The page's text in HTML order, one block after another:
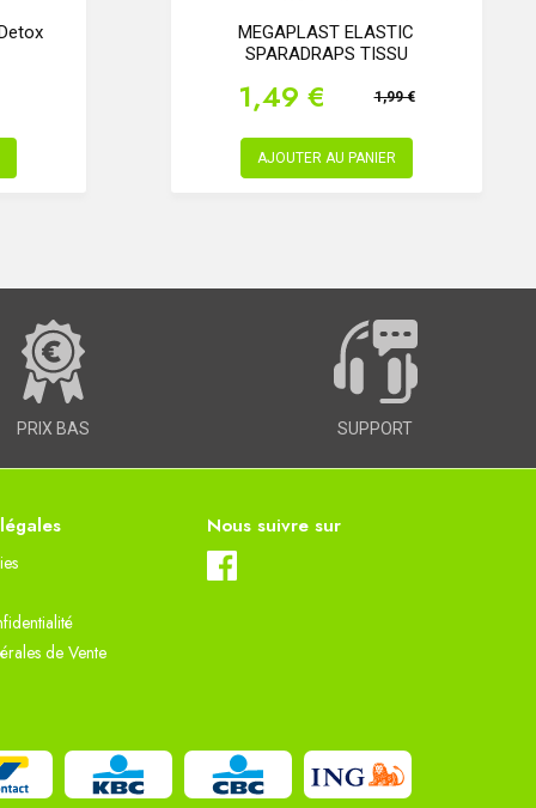
MEGAPLAST ELASTIC
SPARADRAPS TISSU
1,49 € 1,99 €
AJOUTER AU PANIER
PRIX BAS SUPPORT
de Vente
Nous suivre sur